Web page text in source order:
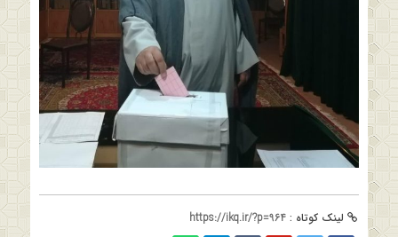
لینک کوتاه : https://ikq.ir/?p=964